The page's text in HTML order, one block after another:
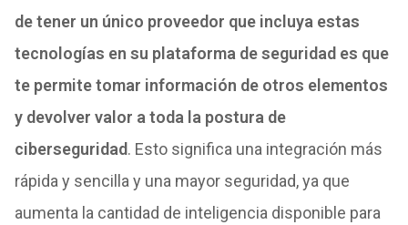
de tener un único proveedor que incluya estas
tecnologías en su plataforma de seguridad es que
te permite tomar información de otros elementos
y devolver valor a toda la postura de
ciberseguridad. Esto significa una integración más
rápida y sencilla y una mayor seguridad, ya que
aumenta la cantidad de inteligencia disponible para